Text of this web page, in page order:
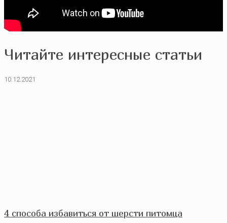
Читайте интересные статьи
10.12.2021
4 способа избавиться от шерсти питомца